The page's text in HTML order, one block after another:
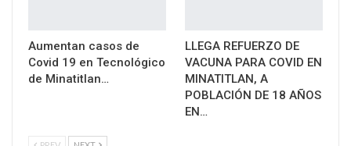
Aumentan casos de
Covid 19 en Tecnológico
de Minatitlan…
LLEGA REFUERZO DE
VACUNA PARA COVID EN
MINATITLAN, A
POBLACIÓN DE 18 AÑOS
EN…